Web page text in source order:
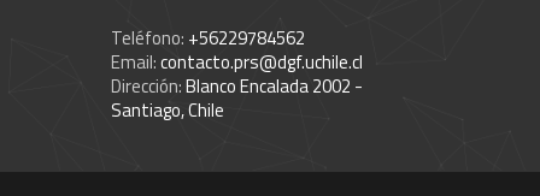
Teléfono: +56229784562
Email:contacto.prs@dgf.uchile.cl
Dirección:Blanco Encalada 2002 -
Santiago, Chile